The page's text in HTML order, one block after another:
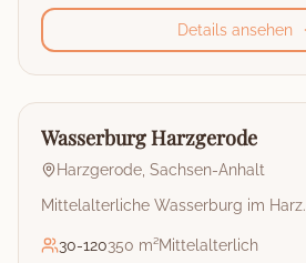
Details ansehen
🏰
Burg
Wasserburg Harzgerode
Harzgerode Sachsen-Anhalt
Mittelalterliche Wasserburg im Harz.
30-120350 m²Mittelalterlich